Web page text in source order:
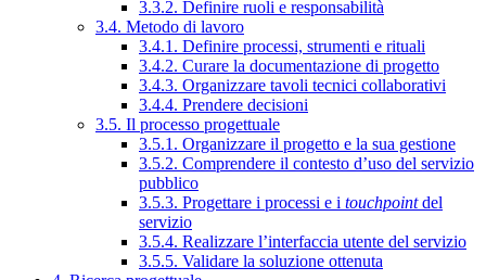
3.3.2. Definire ruoli e responsabilità
3.4. Metodo di lavoro
3.4.1. Definire processi, strumenti e rituali
3.4.2. Curare la documentazione di progetto
3.4.3. Organizzare tavoli tecnici collaborativi
3.4.4. Prendere decisioni
3.5. Il processo progettuale
3.5.1. Organizzare il progetto e la sua gestione
3.5.2. Comprendere il contesto d’uso del servizio
pubblico
3.5.3. Progettare i processi e i touchpointdel
servizio
3.5.4. Realizzare l’interfaccia utente del servizio
3.5.5. Validare la soluzione ottenuta